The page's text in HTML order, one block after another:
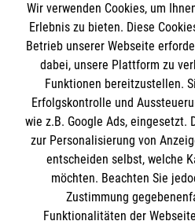
Angebote und Leistungen
Unsere Kurse
Mitarbeiten
Wir Malteser
Informationen
Kontakt
Pressestelle
Impressum
Datenschutz
Malteser online
Malteserorden
Malteser Jugend
Spendenkonto
Wir verwenden Cookies, um
Erlebnis zu bieten. Diese
Betrieb unserer Webseite
dabei, unsere Plattform zu
Funktionen bereitzustellen.
Erfolgskontrolle und
wie z.B. Google Ads, eingesetzt.
zur Personalisierung von
entscheiden selbst, welche
möchten. Beachten Sie
Zustimmung
Funktionalitäten der